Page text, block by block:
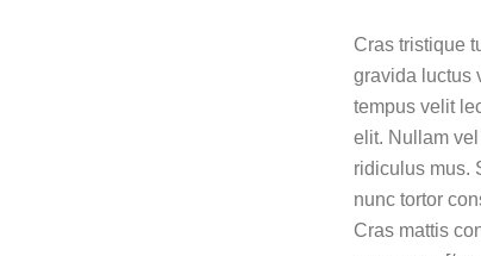
Cras tristique
gravida luctus
tempus velit
elit. Nullam
ridiculus mus.
nunc tortor
Cras mattis